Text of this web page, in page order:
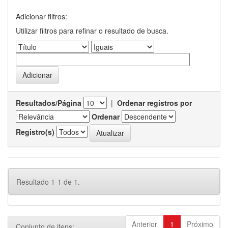
Adicionar filtros:
Utilizar filtros para refinar o resultado de busca.
Resultados/Página | Ordenar registros por
Ordenar
Registro(s)
Resultado 1-1 de 1.
Anterior 1 Próximo